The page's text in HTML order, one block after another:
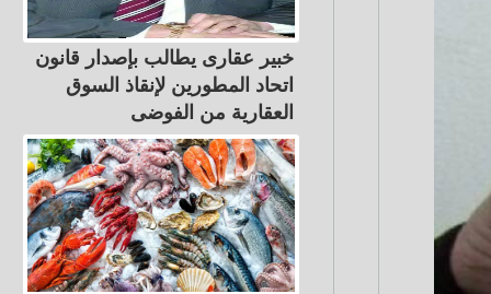
خبير عقارى يطالب بإصدار قانون
اتحاد المطورين لإنقاذ السوق
العقارية من الفوضى